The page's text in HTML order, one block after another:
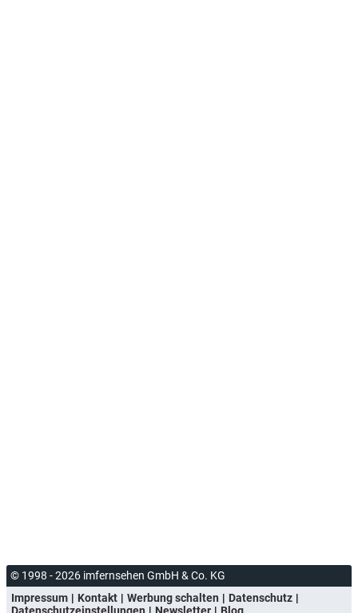
© 1998 - 2026 imfernsehen GmbH & Co. KG
Impressum
Kontakt Werbung schalten
Datenschutz